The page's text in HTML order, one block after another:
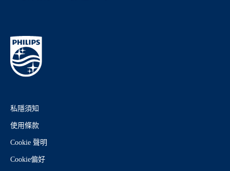
私隱須知
使用條款
Cookie 聲明
Cookie偏好